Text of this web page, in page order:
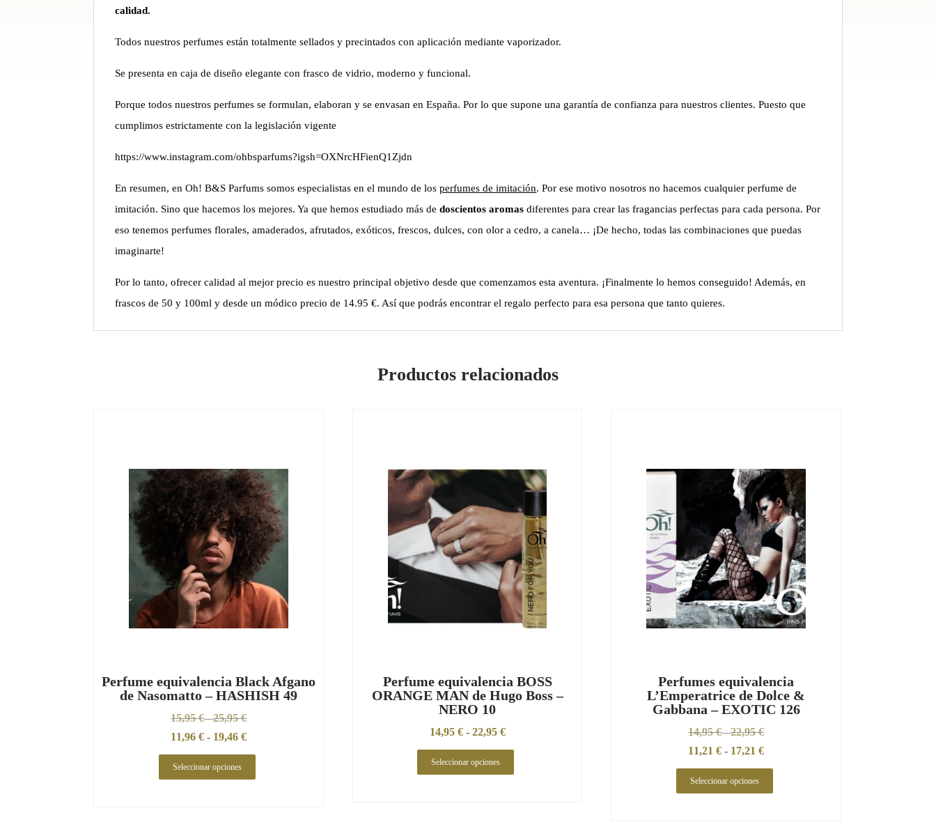
calidad.
Todos nuestros perfumes están totalmente sellados y precintados con aplicación mediante vaporizador.
Se presenta en caja de diseño elegante con frasco de vidrio, moderno y funcional.
Porque todos nuestros perfumes se formulan, elaboran y se envasan en España. Por lo que supone una garantía de confianza para nuestros clientes. Puesto que
cumplimos estrictamente con la legislación vigente
https://www.instagram.com/ohbsparfums?igsh=OXNrcHFienQ1Zjdn
En resumen, en Oh! B&S Parfums somos especialistas en el mundo de losperfumes de imitación. Por ese motivo nosotros no hacemos cualquier perfume de
imitación. Sino que hacemos los mejores. Ya que hemos estudiado más dedoscientos aromas diferentes para crear las fragancias perfectas para cada persona. Por
eso tenemos perfumes florales, amaderados, afrutados, exóticos, frescos, dulces, con olor a cedro, a canela… ¡De hecho, todas las combinaciones que puedas
imaginarte!
Por lo tanto, ofrecer calidad al mejor precio es nuestro principal objetivo desde que comenzamos esta aventura. ¡Finalmente lo hemos conseguido! Además, en
frascos de 50 y 100ml y desde un módico precio de 14.95 €. Así que podrás encontrar el regalo perfecto para esa persona que tanto quieres.
Productos relacionados
Perfume equivalencia Black Afgano
de Nasomatto – HASHISH 49
15,95€ - 25,95€
11,96€ - 19,46€
Seleccionar opciones
Perfume equivalencia BOSS
ORANGE MAN de Hugo Boss –
NERO 10
14,95 € - 22,95 €
Seleccionar opciones
Perfumes equivalencia
L’Emperatrice de Dolce &
Gabbana – EXOTIC 126
14,95€ - 22,95€
11,21€ - 17,21€
Seleccionar opciones